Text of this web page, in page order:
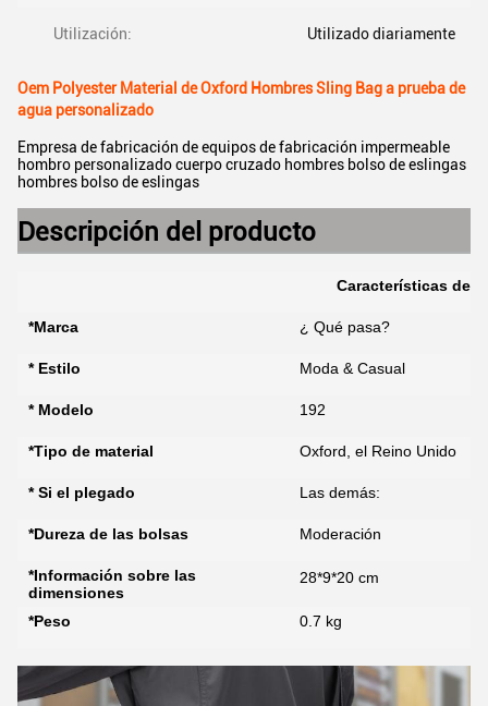
Utilización: Utilizado diariamente
Oem Polyester Material de Oxford Hombres Sling Bag a prueba de
agua personalizado
Empresa de fabricación de equipos de fabricación impermeable
hombro personalizado cuerpo cruzado hombres bolso de eslingas
hombres bolso de eslingas
Descripción del producto
Características del
*Marca ¿ Qué pasa?
* Estilo Moda & Casual
* Modelo 192
*Tipo de material Oxford, el Reino Unido
* Si el plegado Las demás:
*Dureza de las bolsas Moderación
*Información sobre las
dimensiones
28*9*20 cm
*Peso 0.7 kg